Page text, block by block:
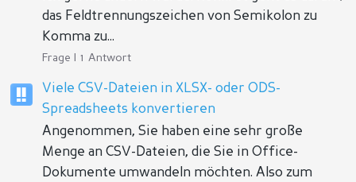
das Feldtrennungszeichen von Semikolon zu
Komma zu...
Frage | 1 Antwort
Viele CSV-Dateien in XLSX- oder ODS-
Spreadsheets konvertieren
Angenommen, Sie haben eine sehr große
Menge an CSV-Dateien, die Sie in Office-
Dokumente umwandeln möchten. Also zum